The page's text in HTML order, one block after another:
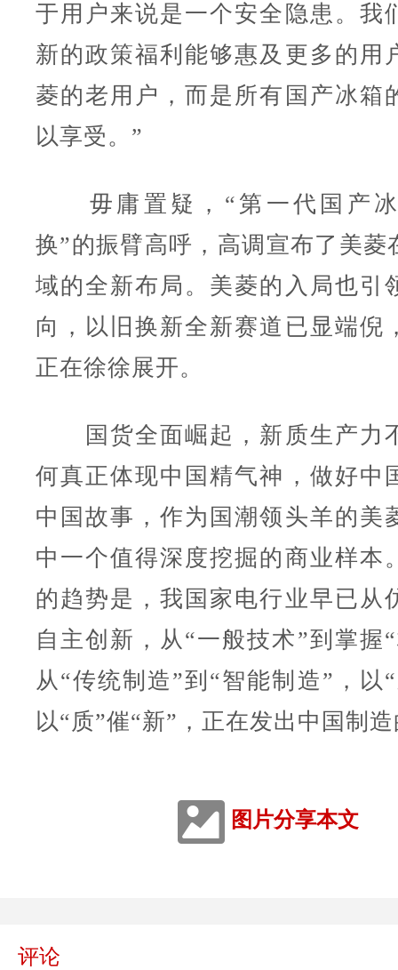
于用户来说是一个安全隐患。我
新的政策福利能够惠及更多的用
菱的老用户，而是所有国产冰箱
以享受。”
毋庸置疑，“第一代国产冰
换”的振臂高呼，高调宣布了美菱
域的全新布局。美菱的入局也引
向，以旧换新全新赛道已显端倪
正在徐徐展开。
国货全面崛起，新质生产力
何真正体现中国精气神，做好中
中国故事，作为国潮领头羊的美
中一个值得深度挖掘的商业样本
的趋势是，我国家电行业早已从
自主创新，从“一般技术”到掌握
从“传统制造”到“智能制造”，以
以“质”催“新”，正在发出中国制
图片分享本文
评论